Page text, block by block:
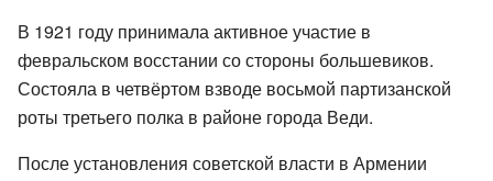
В 1921 году принимала активное участие в
февральском восстании со стороны большевиков.
Состояла в четвёртом взводе восьмой партизанской
роты третьего полка в районе города Веди.
После установления советской власти в Армении